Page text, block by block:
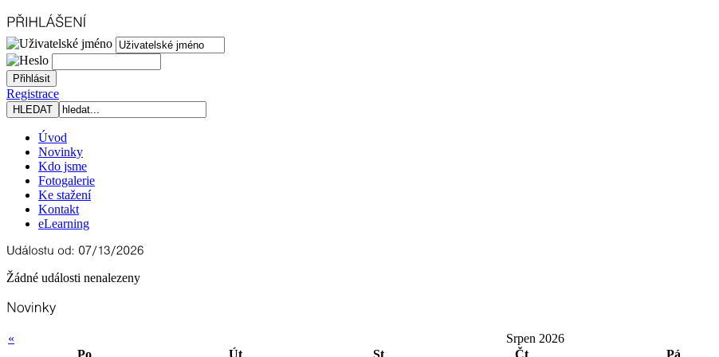
Registrace
Úvod
Novinky
Kdo jsme
Fotogalerie
Ke stažení
Kontakt
eLearning
Žádné události nenalezeny
« Srpen 2026